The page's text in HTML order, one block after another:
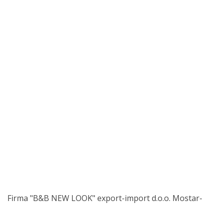
Firma "B&B NEW LOOK" export-import d.o.o. Mostar-